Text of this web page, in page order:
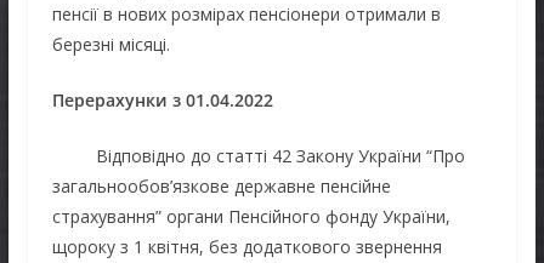
пенсії в нових розмірах пенсіонери отримали в
березні місяці.
Перерахунки з 01.04.2022
Відповідно до статті 42 Закону України “Про
загальнообов’язкове державне пенсійне
страхування” органи Пенсійного фонду України,
щороку з 1 квітня, без додаткового звернення